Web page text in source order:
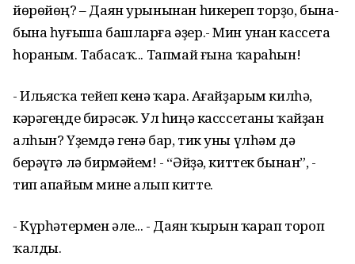
йөрөйөң? – Даян урынынан һикереп торҙо, бына-
бына һуғыша башларға әҙер.- Мин унан кассета
һораным. Табасаҡ... Тапмай ғына ҡараһын!
- Ильясҡа тейеп кенә ҡара. Ағайҙарым килһә,
кәрәгеңде бирәсәк. Ул һиңә касссетаны ҡайҙан
алһын? Үҙемдә генә бар, тик уны үлһәм дә
берәүгә лә бирмәйем! - “Әйҙә, киттек бынан”, -
тип апайым мине алып китте.
- Күрһәтермен әле... - Даян ҡырын ҡарап тороп
ҡалды.